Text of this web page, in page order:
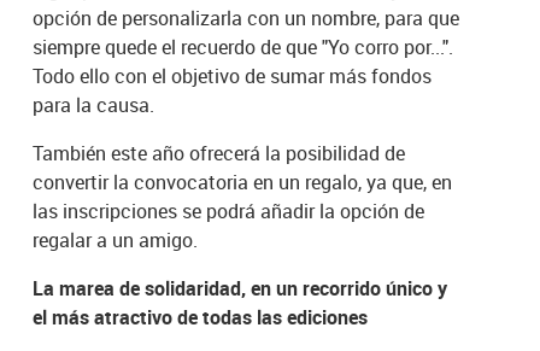
opción de personalizarla con un nombre, para que
siempre quede el recuerdo de que "Yo corro por...".
Todo ello con el objetivo de sumar más fondos
para la causa.
También este año ofrecerá la posibilidad de
convertir la convocatoria en un regalo, ya que, en
las inscripciones se podrá añadir la opción de
regalar a un amigo.
La marea de solidaridad, en un recorrido único y
el más atractivo de todas las ediciones